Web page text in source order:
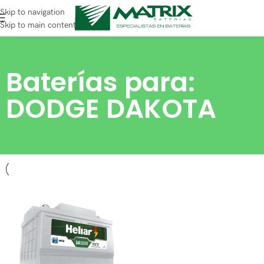
Skip to navigation
Skip to main content
Baterías para:
DODGE DAKOTA